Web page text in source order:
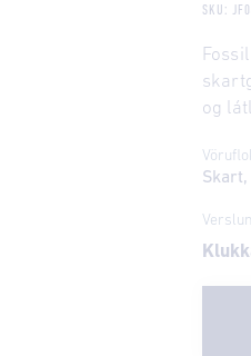
SKU:
og
Verslun